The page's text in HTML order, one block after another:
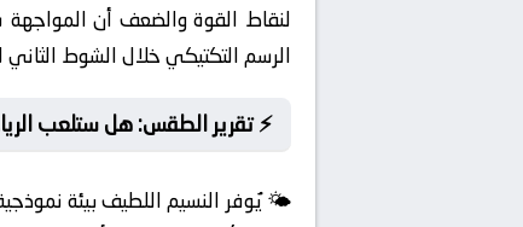
لنقاط القوة والضعف أن المواجهة
الرسم التكتيكي خلال الشوط
⚡ تقرير الطقس: هل ستلعب
🌤️ يُوفر النسيم اللطيف بيئة